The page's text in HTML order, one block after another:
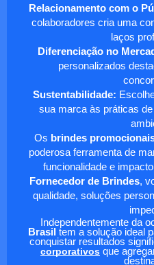
Relacionamento com o
colaboradores cria uma
laços
Diferenciação no
personalizados
Sustentabilidade:
sua marca às práticas
Os brindes
poderosa ferramenta de
funcionalidade e
Fornecedor de Brindes,
qualidade, soluções
Independentemente da
Brasil tem a solução ideal
conquistar resultados
corporativos que